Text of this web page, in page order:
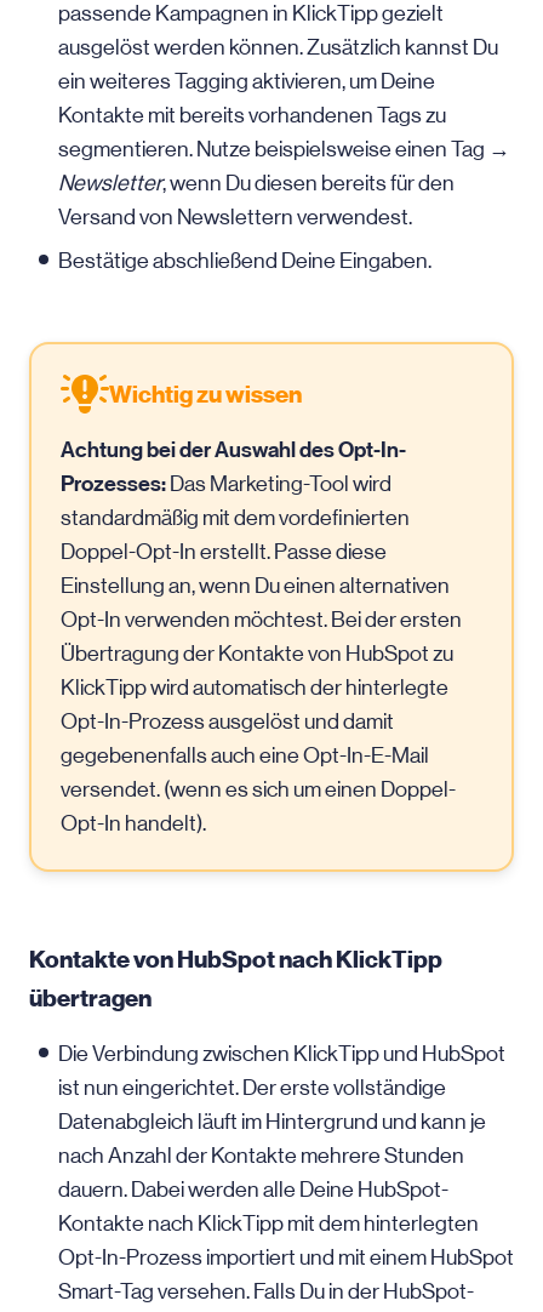
passende Kampagnen in KlickTipp gezielt
ausgelöst werden können. Zusätzlich kannst Du
ein weiteres Tagging aktivieren, um Deine
Kontakte mit bereits vorhandenen Tags zu
segmentieren. Nutze beispielsweise einen Tag →
Newsletter, wenn Du diesen bereits für den
Versand von Newslettern verwendest.
Bestätige abschließend Deine Eingaben.
Wichtig zu wissen
Achtung bei der Auswahl des Opt-In-
Prozesses: Das Marketing-Tool wird
standardmäßig mit dem vordefinierten
Doppel-Opt-In erstellt. Passe diese
Einstellung an, wenn Du einen alternativen
Opt-In verwenden möchtest. Bei der ersten
Übertragung der Kontakte von HubSpot zu
KlickTipp wird automatisch der hinterlegte
Opt-In-Prozess ausgelöst und damit
gegebenenfalls auch eine Opt-In-E-Mail
versendet. (wenn es sich um einen Doppel-
Opt-In handelt).
Kontakte von HubSpot nach KlickTipp
übertragen
Die Verbindung zwischen KlickTipp und HubSpot
ist nun eingerichtet. Der erste vollständige
Datenabgleich läuft im Hintergrund und kann je
nach Anzahl der Kontakte mehrere Stunden
dauern. Dabei werden alle Deine HubSpot-
Kontakte nach KlickTipp mit dem hinterlegten
Opt-In-Prozess importiert und mit einem HubSpot
Smart-Tag versehen. Falls Du in der HubSpot-